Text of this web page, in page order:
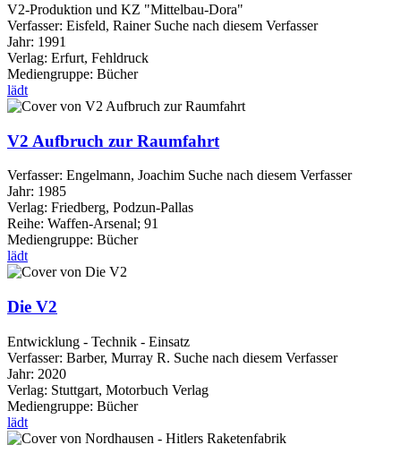
V2-Produktion und KZ "Mittelbau-Dora"
Verfasser: Eisfeld, Rainer Suche nach diesem Verfasser
Jahr: 1991
Verlag: Erfurt, Fehldruck
Mediengruppe: Bücher
lädt
V2 Aufbruch zur Raumfahrt
Verfasser: Engelmann, Joachim Suche nach diesem Verfasser
Jahr: 1985
Verlag: Friedberg, Podzun-Pallas
Reihe: Waffen-Arsenal; 91
Mediengruppe: Bücher
lädt
Die V2
Entwicklung - Technik - Einsatz
Verfasser: Barber, Murray R. Suche nach diesem Verfasser
Jahr: 2020
Verlag: Stuttgart, Motorbuch Verlag
Mediengruppe: Bücher
lädt